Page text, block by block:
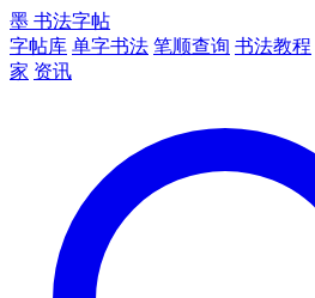
墨 书法字帖
字帖库 单字书法 笔顺查询 书法教程
家 资讯